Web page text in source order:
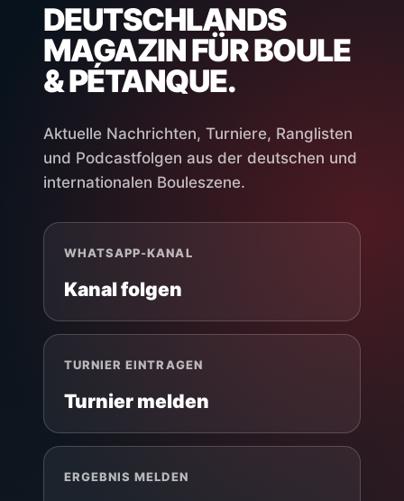
DEUTSCHLANDS
MAGAZIN FÜR BOULE
& PÉTANQUE.
Aktuelle Nachrichten, Turniere, Ranglisten
und Podcastfolgen aus der deutschen und
internationalen Bouleszene.
WHATSAPP-KANAL
Kanal folgen
TURNIER EINTRAGEN
Turnier melden
ERGEBNIS MELDEN